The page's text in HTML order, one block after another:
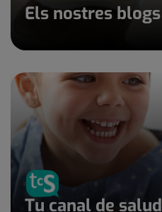
Els nostres blogs
Tu canal de salud